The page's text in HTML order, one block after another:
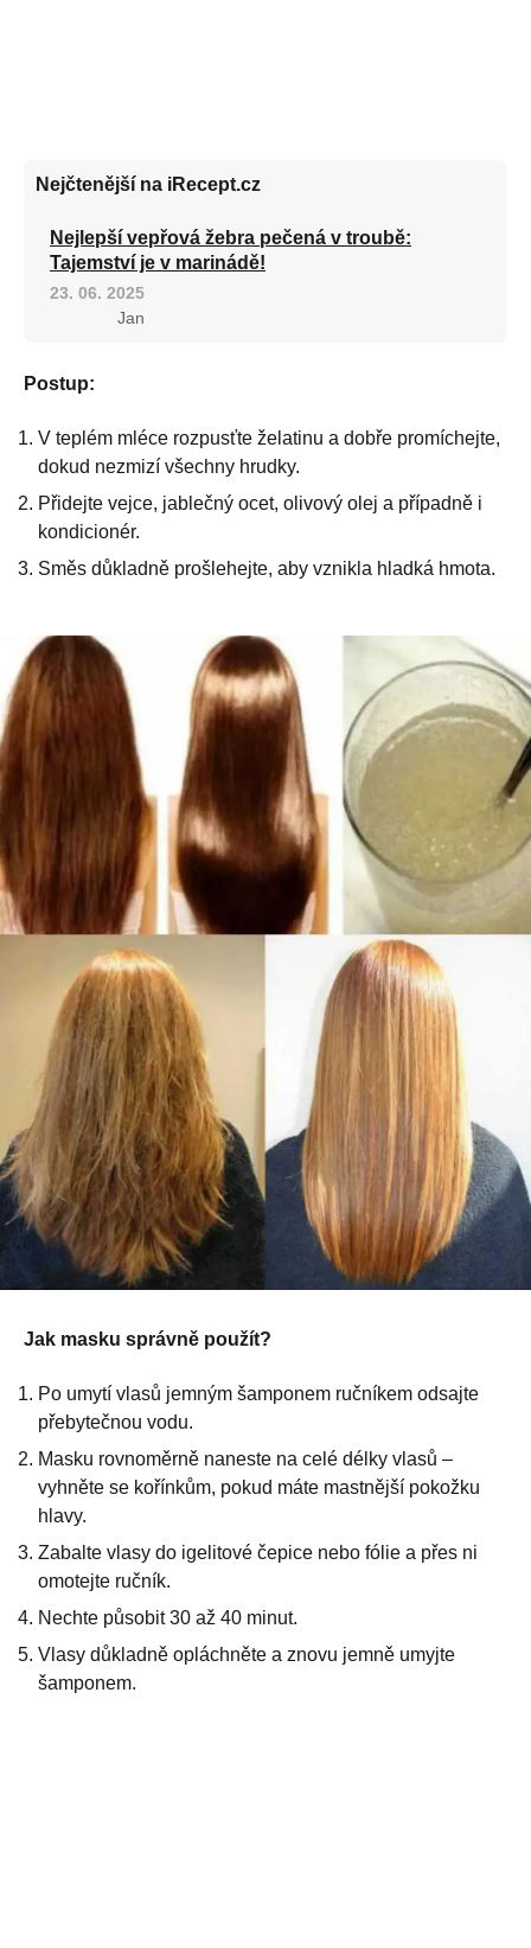
Nejčtenější na iRecept.cz
Nejlepší vepřová žebra pečená v troubě:
Tajemství je v marinádě!
23. 06. 2025
Jan
Postup:
V teplém mléce rozpusťte želatinu a dobře promíchejte,
dokud nezmizí všechny hrudky.
Přidejte vejce, jablečný ocet, olivový olej a případně i
kondicionér.
Směs důkladně prošlehejte, aby vznikla hladká hmota.
Jak masku správně použít?
Po umytí vlasů jemným šamponem ručníkem odsajte
přebytečnou vodu.
Masku rovnoměrně naneste na celé délky vlasů –
vyhněte se kořínkům, pokud máte mastnější pokožku
hlavy.
Zabalte vlasy do igelitové čepice nebo fólie a přes ni
omotejte ručník.
Nechte působit 30 až 40 minut.
Vlasy důkladně opláchněte a znovu jemně umyjte
šamponem.